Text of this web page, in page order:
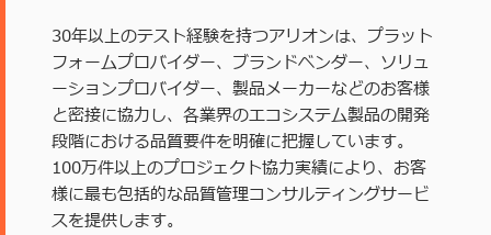
30年以上のテスト経験を持つアリオンは、プラット
フォームプロバイダー、ブランドベンダー、ソリュ
ーションプロバイダー、製品メーカーなどのお客様
と密接に協力し、各業界のエコシステム製品の開発
段階における品質要件を明確に把握しています。
100万件以上のプロジェクト協力実績により、お客
様に最も包括的な品質管理コンサルティングサービ
スを提供します。